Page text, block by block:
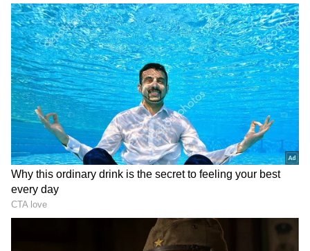
Related Articles
DOWNLOAD APP
RECOMMENDED STORIES